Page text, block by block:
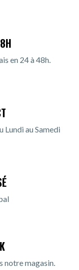
en 24 à 48h.
Lundi au Samedi
notre magasin.